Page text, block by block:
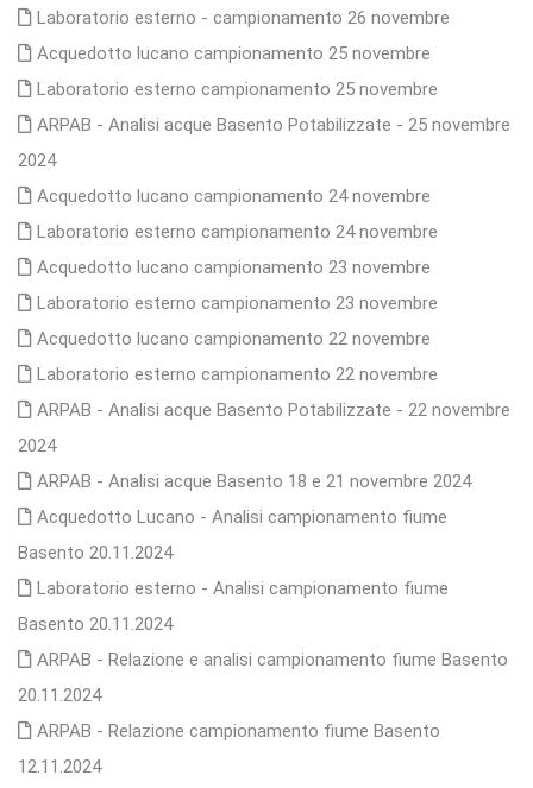
Laboratorio esterno - campionamento 26 novembre
Acquedotto lucano campionamento 25 novembre
Laboratorio esterno campionamento 25 novembre
ARPAB - Analisi acque Basento Potabilizzate - 25 novembre
2024
Acquedotto lucano campionamento 24 novembre
Laboratorio esterno campionamento 24 novembre
Acquedotto lucano campionamento 23 novembre
Laboratorio esterno campionamento 23 novembre
Acquedotto lucano campionamento 22 novembre
Laboratorio esterno campionamento 22 novembre
ARPAB - Analisi acque Basento Potabilizzate - 22 novembre
2024
ARPAB - Analisi acque Basento 18 e 21 novembre 2024
Acquedotto Lucano - Analisi campionamento fiume
Basento 20.11.2024
Laboratorio esterno - Analisi campionamento fiume
Basento 20.11.2024
ARPAB - Relazione e analisi campionamento fiume Basento
20.11.2024
ARPAB - Relazione campionamento fiume Basento
12.11.2024